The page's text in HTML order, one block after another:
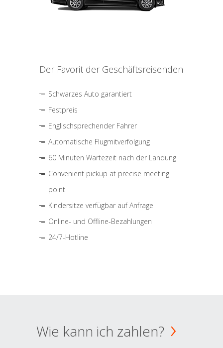
Der Favorit der Geschäftsreisenden
Schwarzes Auto garantiert
Festpreis
Englischsprechender Fahrer
Automatische Flugmitverfolgung
60 Minuten Wartezeit nach der Landung
Convenient pickup at precise meeting
point
Kindersitze verfügbar auf Anfrage
Online- und Offline-Bezahlungen
24/7-Hotline
Wie kann ich zahlen?